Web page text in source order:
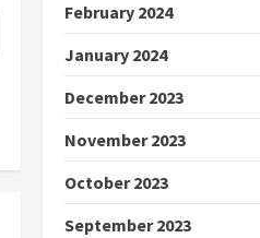
February 2024
January 2024
December 2023
November 2023
October 2023
September 2023